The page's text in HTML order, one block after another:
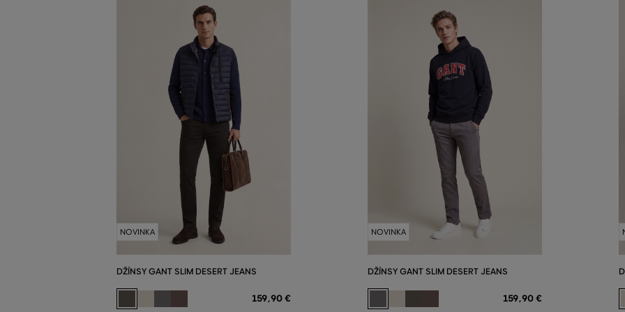
NOVINKA
DŽÍNSY GANT SLIM DESERT JEANS
159,90 €
NOVINKA
DŽÍNSY GANT SLIM DESERT JEANS
159,90 €